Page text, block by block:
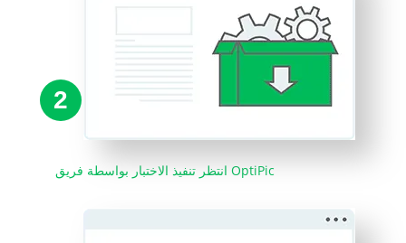
2
انتظر تنفيذ الاختبار بواسطة فريق OptiPic